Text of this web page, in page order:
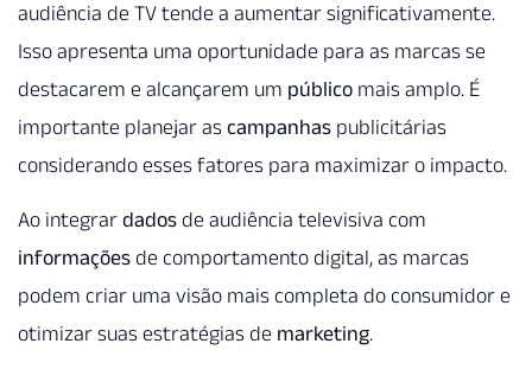
audiência de TV tende a aumentar significativamente.
Isso apresenta uma oportunidade para as marcas se
destacarem e alcançarem um público mais amplo. É
importante planejar as campanhas publicitárias
considerando esses fatores para maximizar o impacto.
Ao integrar dados de audiência televisiva com
informações de comportamento digital, as marcas
podem criar uma visão mais completa do consumidor e
otimizar suas estratégias de marketing.